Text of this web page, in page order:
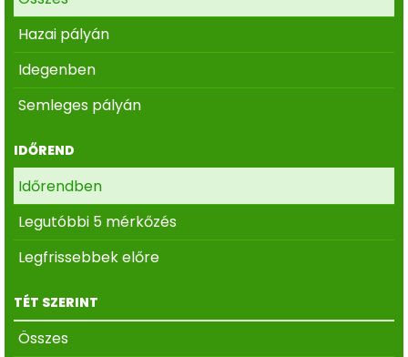
Hazai pályán
Idegenben
Semleges pályán
IDŐREND
Időrendben
Legutóbbi 5 mérkőzés
Legfrissebbek előre
TÉT SZERINT
Összes